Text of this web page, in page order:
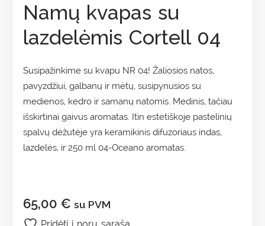
Namų kvapas su
lazdelėmis Cortell 04
Susipažinkime su kvapu NR 04! Žaliosios natos,
pavyzdžiui, galbanų ir mėtų, susipynusios su
medienos, kedro ir samanų natomis. Medinis, tačiau
išskirtinai gaivus aromatas. Itin estetiškoje pastelinių
spalvų dėžutėje yra keramikinis difuzoriaus indas,
lazdelės, ir 250 ml 04-Oceano aromatas.
65,00 € su PVM